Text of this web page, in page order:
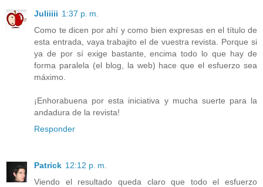
Juliiiii 1:37 p. m.
Como te dicen por ahí y como bien expresas en el título de
esta entrada, vaya trabajito el de vuestra revista. Porque si
ya de por sí exige bastante, encima todo lo que hay de
forma paralela (el blog, la web) hace que el esfuerzo sea
máximo.
¡Enhorabuena por esta iniciativa y mucha suerte para la
andadura de la revista!
Responder
Patrick 12:12 p. m.
Viendo el resultado queda claro que todo el esfuerzo